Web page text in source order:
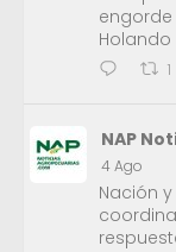
engorde
Holando
1
NAP
4 Ago
Nación